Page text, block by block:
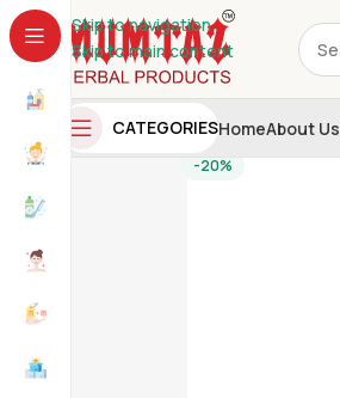
Skip to navigation
Skip to main content
CATEGORIESHomeAbout Us
-20%